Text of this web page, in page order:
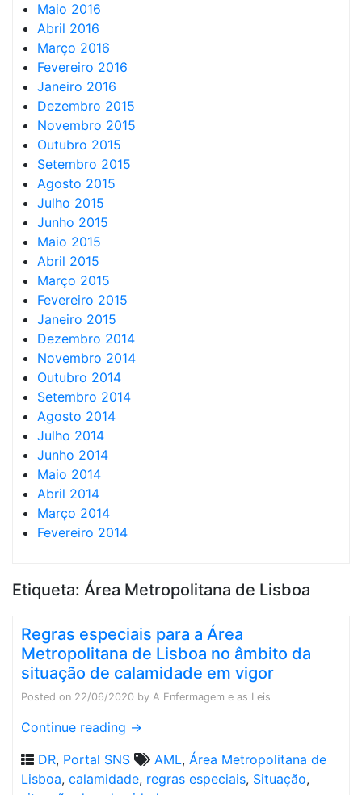
Maio 2016
Abril 2016
Março 2016
Fevereiro 2016
Janeiro 2016
Dezembro 2015
Novembro 2015
Outubro 2015
Setembro 2015
Agosto 2015
Julho 2015
Junho 2015
Maio 2015
Abril 2015
Março 2015
Fevereiro 2015
Janeiro 2015
Dezembro 2014
Novembro 2014
Outubro 2014
Setembro 2014
Agosto 2014
Julho 2014
Junho 2014
Maio 2014
Abril 2014
Março 2014
Fevereiro 2014
Etiqueta: Área Metropolitana de Lisboa
Regras especiais para a Área
Metropolitana de Lisboa no âmbito da
situação de calamidade em vigor
Posted on 22/06/2020 by A Enfermagem e as Leis
Continue reading →
DR, Portal SNS AML, Área Metropolitana de
Lisboa, calamidade, regras especiais, Situação,